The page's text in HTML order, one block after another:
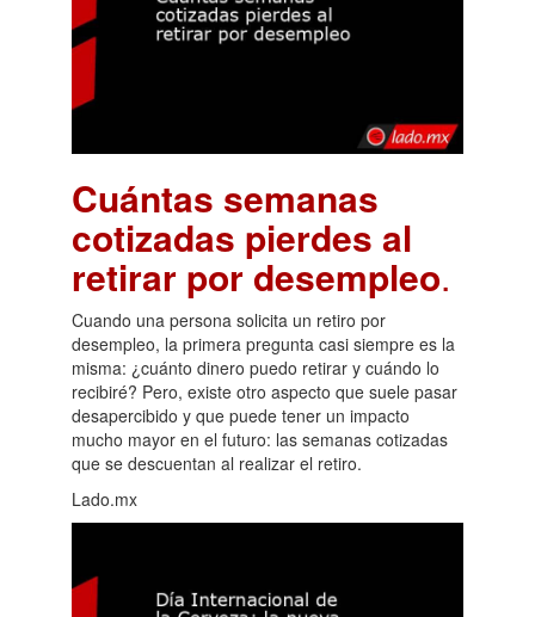
Cuántas semanas
cotizadas pierdes al
retirar por desempleo.
Cuando una persona solicita un retiro por
desempleo, la primera pregunta casi siempre es la
misma: ¿cuánto dinero puedo retirar y cuándo lo
recibiré? Pero, existe otro aspecto que suele pasar
desapercibido y que puede tener un impacto
mucho mayor en el futuro: las semanas cotizadas
que se descuentan al realizar el retiro.
Lado.mx